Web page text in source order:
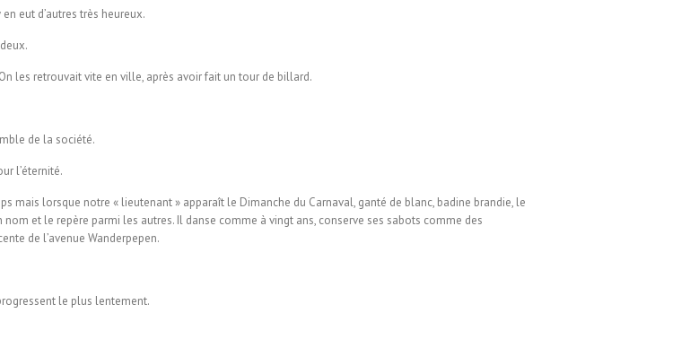
eut d’autres très heureux.
les retrouvait vite en ville, après avoir fait un tour de billard.
de la société.
l’éternité.
mais lorsque notre « lieutenant » apparaît le Dimanche du Carnaval, ganté de blanc, badine brandie, le
et le repère parmi les autres. Il danse comme à vingt ans, conserve ses sabots comme des
de l’avenue Wanderpepen.
le plus lentement.